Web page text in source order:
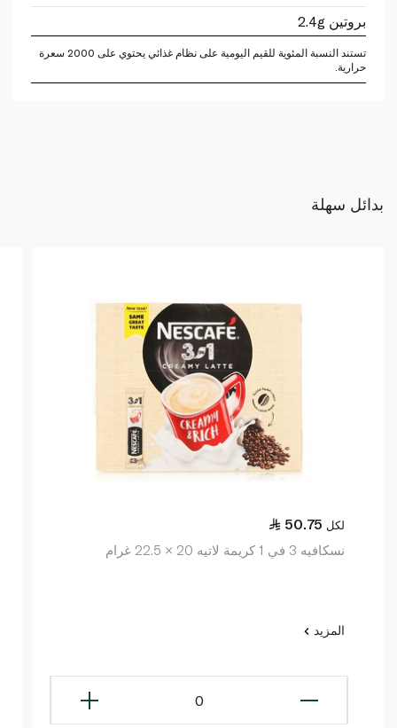
بروتين 2.4g
تستند النسبة المئوية للقيم اليومية على نظام غذائي يحتوي على 2000 سعرة
حرارية.
بدائل سهلة
50.75 لكل
نسكافيه 3 في 1 كريمة لاتيه 20 × 22.5 غرام
المزيد
0